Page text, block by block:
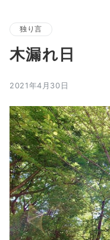
独り言
木漏れ日
2021年4月30日